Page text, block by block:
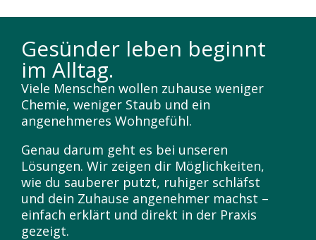
Gesünder leben beginnt
im Alltag.
Viele Menschen wollen zuhause weniger
Chemie, weniger Staub und ein
angenehmeres Wohngefühl.
Genau darum geht es bei unseren
Lösungen. Wir zeigen dir Möglichkeiten,
wie du sauberer putzt, ruhiger schläfst
und dein Zuhause angenehmer machst –
einfach erklärt und direkt in der Praxis
gezeigt.